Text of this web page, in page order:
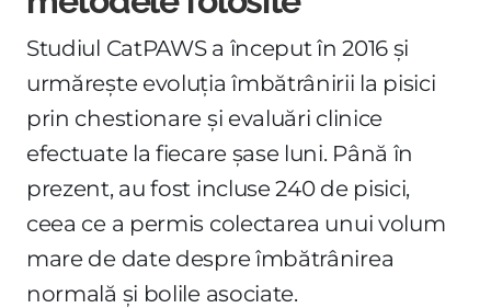
Studiul CatPAWS a început în 2016 și
urmărește evoluția îmbătrânirii la pisici
prin chestionare și evaluări clinice
efectuate la fiecare șase luni. Până în
prezent, au fost incluse 240 de pisici,
ceea ce a permis colectarea unui volum
mare de date despre îmbătrânirea
normală și bolile asociate.